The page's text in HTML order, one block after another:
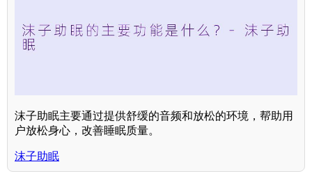
沫子助眠主要通过提供舒缓的音频和放松的环境，帮助用
户放松身心，改善睡眠质量。
沫子助眠